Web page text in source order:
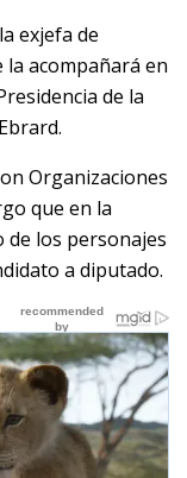
exjefa de
acompañará en
de la
Organizaciones
que en la
de los personajes
a diputado.